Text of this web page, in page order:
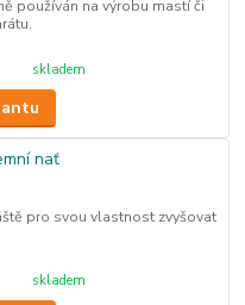
používán na výrobu mastí či
skladem
pro svou vlastnost zvyšovat
skladem